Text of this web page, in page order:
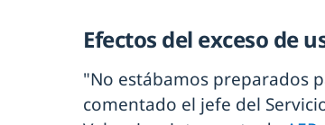
Efectos del exceso de
"No estábamos preparados
comentado el jefe del